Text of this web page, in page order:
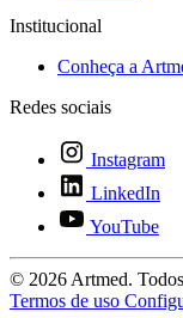
Institucional
Conheça a
Redes sociais
Instagram
LinkedIn
YouTube
© 2026 Artmed.
Termos de uso